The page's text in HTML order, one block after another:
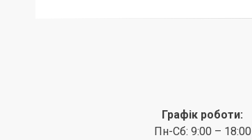
Графік роботи:
Пн-Сб: 9:00 – 18:00